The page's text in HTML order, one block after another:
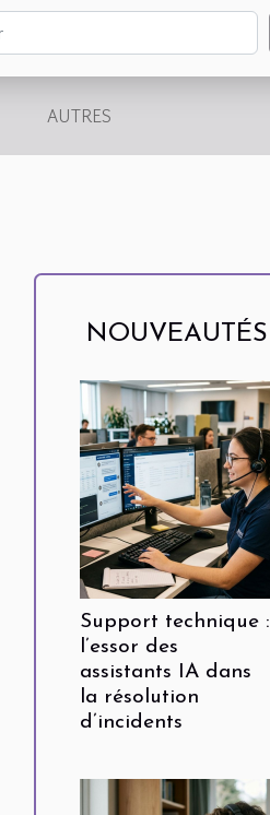
AUTRES
NOUVEAUTÉS
Support technique :
l’essor des
assistants IA dans
la résolution
d’incidents